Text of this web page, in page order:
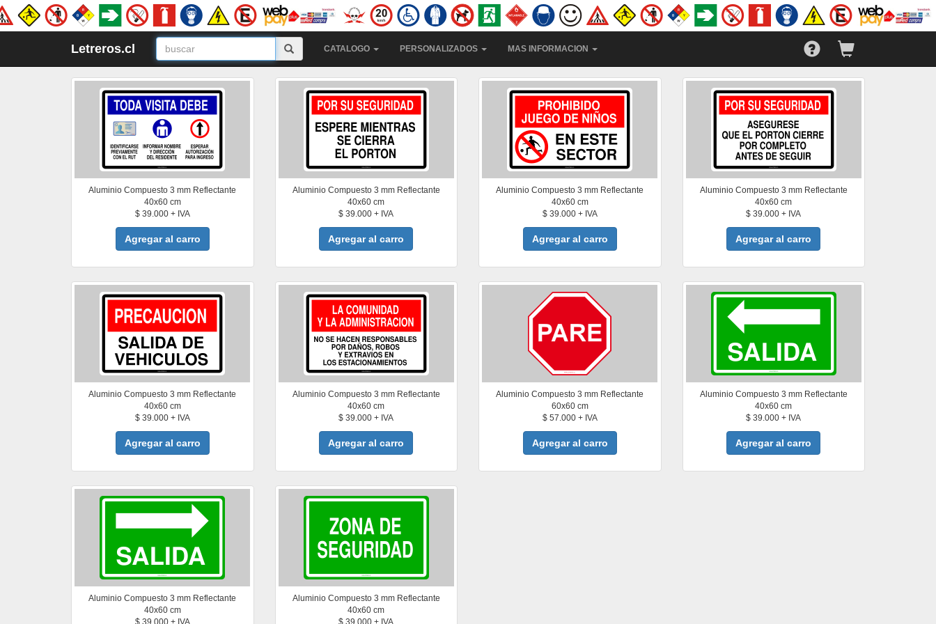
Letreros.cl CATALOGO PERSONALIZADOS MAS INFORMACION
Aluminio Compuesto 3 mm Reflectante
40x60 cm
$ 39.000 + IVA
Agregar al carro
Aluminio Compuesto 3 mm Reflectante
40x60 cm
$ 39.000 + IVA
Agregar al carro
Aluminio Compuesto 3 mm Reflectante
40x60 cm
$ 39.000 + IVA
Agregar al carro
Aluminio Compuesto 3 mm Reflectante
40x60 cm
$ 39.000 + IVA
Agregar al carro
Aluminio Compuesto 3 mm Reflectante
40x60 cm
$ 39.000 + IVA
Agregar al carro
Aluminio Compuesto 3 mm Reflectante
40x60 cm
$ 39.000 + IVA
Agregar al carro
Aluminio Compuesto 3 mm Reflectante
60x60 cm
$ 57.000 + IVA
Agregar al carro
Aluminio Compuesto 3 mm Reflectante
40x60 cm
$ 39.000 + IVA
Agregar al carro
Aluminio Compuesto 3 mm Reflectante
40x60 cm
$ 39.000 + IVA
Aluminio Compuesto 3 mm Reflectante
40x60 cm
$ 39.000 + IVA